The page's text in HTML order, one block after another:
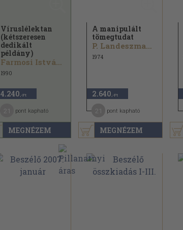
MEGNÉZEM
Víruslélektan
(kétszeresen
dedikált
példány)
Farmosi István...
1990
4.240 ,-Ft
pont kapható
MEGNÉZEM
A manipulált
tömegtudat
P. Landeszman...
1974
2.640 ,-Ft
pont kapható